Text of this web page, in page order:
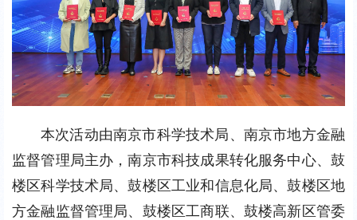
本次活动由南京市科学技术局、南京市地方金融
监督管理局主办，南京市科技成果转化服务中心、鼓
楼区科学技术局、鼓楼区工业和信息化局、鼓楼区地
方金融监督管理局、鼓楼区工商联、鼓楼高新区管委